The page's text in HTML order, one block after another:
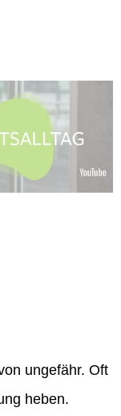
ungefähr. Oft
heben.